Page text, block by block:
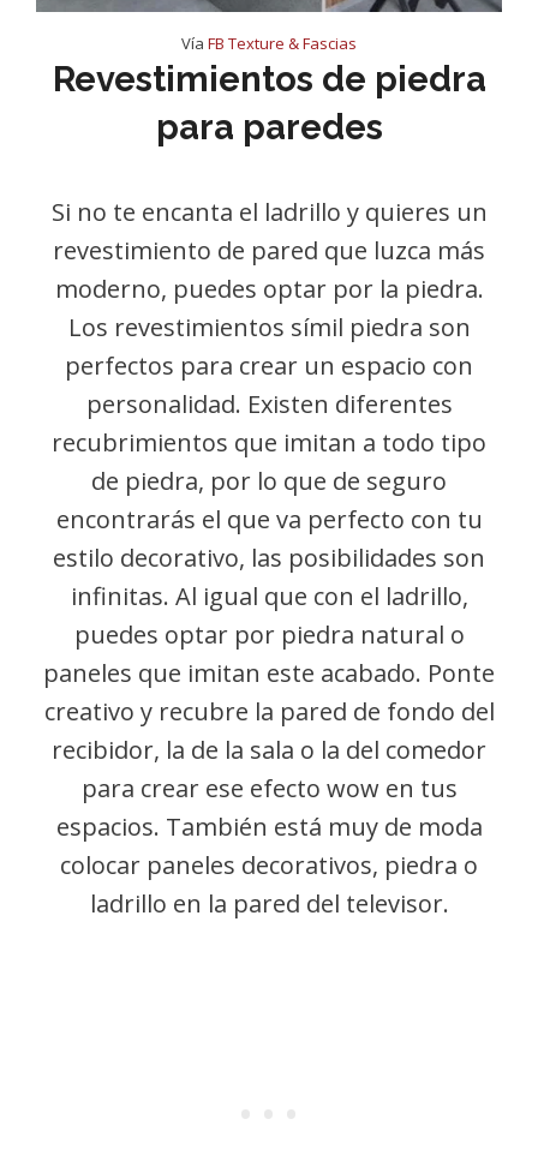
Vía FB Texture & Fascias
Revestimientos de piedra
para paredes
Si no te encanta el ladrillo y quieres un
revestimiento de pared que luzca más
moderno, puedes optar por la piedra.
Los revestimientos símil piedra son
perfectos para crear un espacio con
personalidad. Existen diferentes
recubrimientos que imitan a todo tipo
de piedra, por lo que de seguro
encontrarás el que va perfecto con tu
estilo decorativo, las posibilidades son
infinitas. Al igual que con el ladrillo,
puedes optar por piedra natural o
paneles que imitan este acabado. Ponte
creativo y recubre la pared de fondo del
recibidor, la de la sala o la del comedor
para crear ese efecto wow en tus
espacios. También está muy de moda
colocar paneles decorativos, piedra o
ladrillo en la pared del televisor.